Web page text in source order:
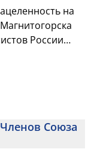
на
России
Союза